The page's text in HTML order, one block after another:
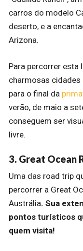
carros do modelo
deserto, e a
Arizona.
Para percorrer esta
charmosas cidades
para o final da
verão, de maio a
conseguem ser
livre.
3. Great Ocean
Uma das road trip
percorrer a Great
Austrália. Sua
pontos turísticos
quem visita!